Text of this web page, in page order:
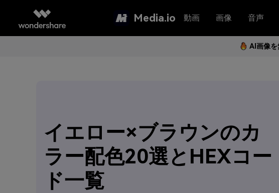
Media.io 動画 画像 音声
AI画像を
イエロー×ブラウンのカ
ラー配色20選とHEXコー
ド一覧